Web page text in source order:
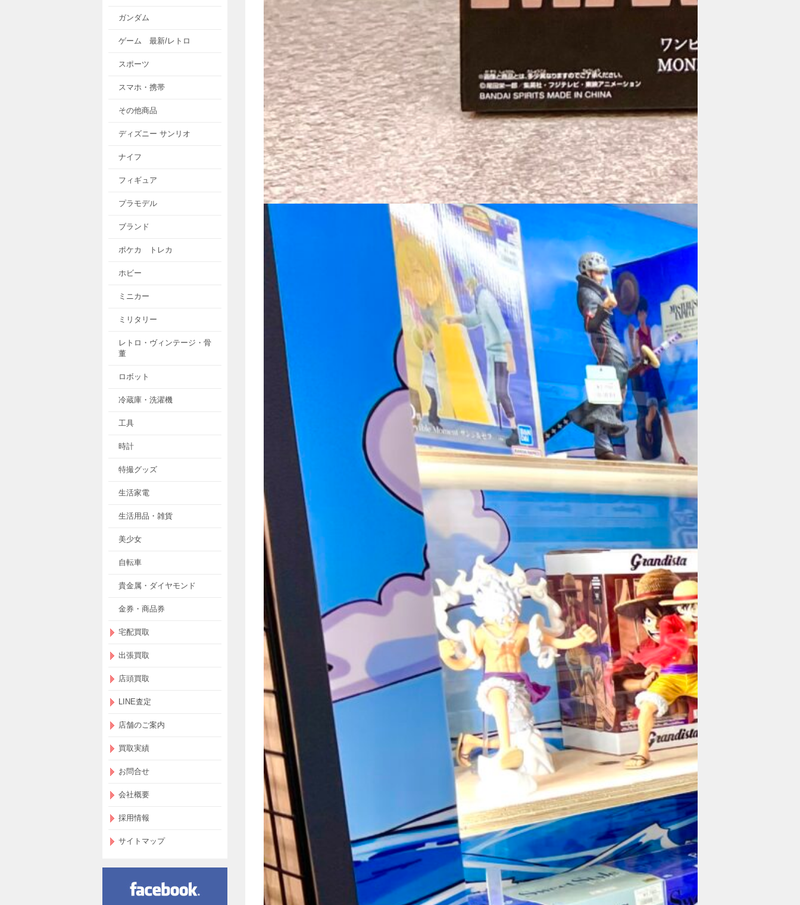
ガンダム
ゲーム 最新/レトロ
スポーツ
スマホ・携帯
その他商品
ディズニー サンリオ
ナイフ
フィギュア
プラモデル
ブランド
ポケカ トレカ
ホビー
ミニカー
ミリタリー
レトロ・ヴィンテージ・骨
董
ロボット
冷蔵庫・洗濯機
工具
時計
特撮グッズ
生活家電
生活用品・雑貨
美少女
自転車
貴金属・ダイヤモンド
金券・商品券
宅配買取
出張買取
店頭買取
LINE査定
店舗のご案内
買取実績
お問合せ
会社概要
採用情報
サイトマップ